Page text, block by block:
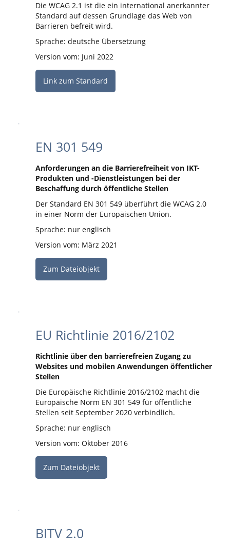
Die WCAG 2.1 ist die ein international anerkannter
Standard auf dessen Grundlage das Web von
Barrieren befreit wird.
Sprache: deutsche Übersetzung
Version vom: Juni 2022
Link zum Standard
EN 301 549
Anforderungen an die Barrierefreiheit von IKT-
Produkten und -Dienstleistungen bei der
Beschaffung durch öffentliche Stellen
Der Standard EN 301 549 überführt die WCAG 2.0
in einer Norm der Europäischen Union.
Sprache: nur englisch
Version vom: März 2021
Zum Dateiobjekt
EU Richtlinie 2016/2102
Richtlinie über den barrierefreien Zugang zu
Websites und mobilen Anwendungen öffentlicher
Stellen
Die Europäische Richtlinie 2016/2102 macht die
Europäische Norm EN 301 549 für öffentliche
Stellen seit September 2020 verbindlich.
Sprache: nur englisch
Version vom: Oktober 2016
Zum Dateiobjekt
BITV 2.0